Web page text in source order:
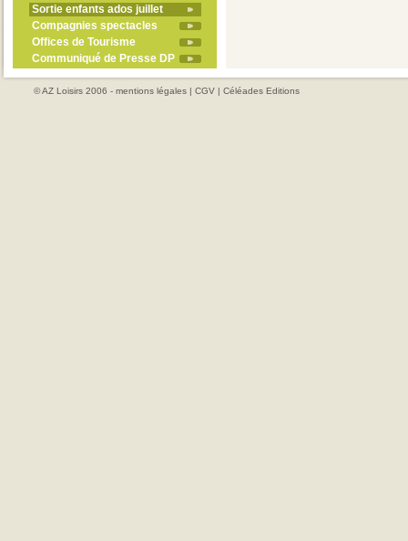
Sortie enfants ados juillet
Compagnies spectacles
Offices de Tourisme
Communiqué de Presse DP
© AZ Loisirs 2006 - mentions légales | CGV | Céléades Editions